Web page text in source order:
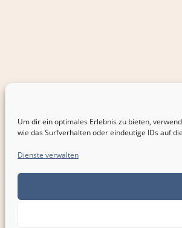
Um dir ein optimales Erlebnis zu bieten,
wie das Surfverhalten oder eindeutige IDs auf
Dienste verwalten